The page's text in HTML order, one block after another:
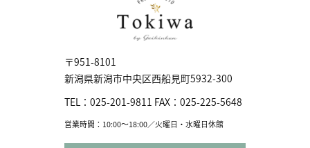
〒951-8101
新潟県新潟市中央区⻄船見町5932-300
TEL： 025-201-9811 FAX： 025-225-5648
営業時間：10:00〜18:00／火曜日・水曜日休館